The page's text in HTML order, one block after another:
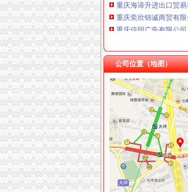
重庆奕欣锦诚商贸有限
重庆信同广告有限公司
重庆三虹房地产营销
公司位置（地图）
如何一元钱办公司
河南：农民工创业“一
一元钱办公司,你动心
一元钱是否可以办公司
“一元钱办公司”的“轻”
“一元钱办公司”不是梦
“一元钱”都能办公司？